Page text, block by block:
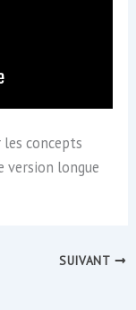
concepts
version longue
SUIVANT